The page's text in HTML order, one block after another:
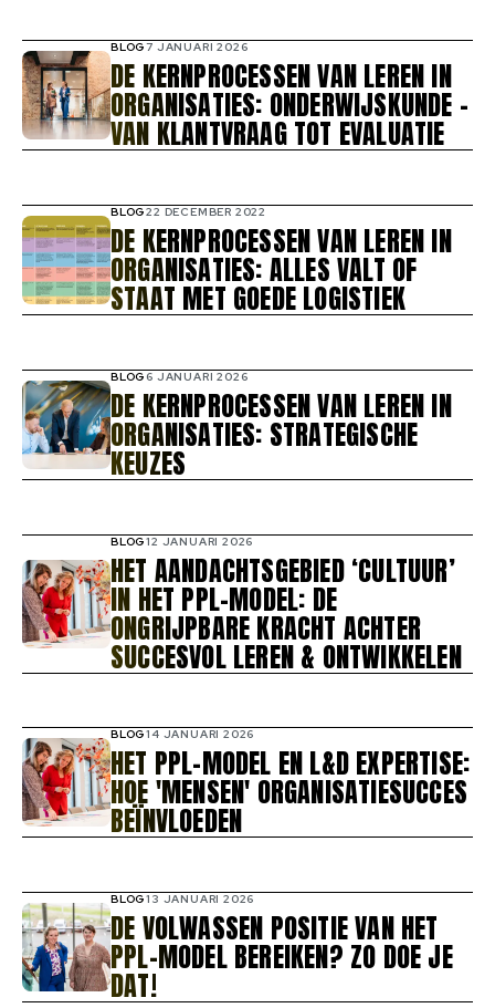
DE KERNPROCESSEN VAN LEREN IN
ORGANISATIES: ONDERWIJSKUNDE -
VAN KLANTVRAAG TOT EVALUATIE
BLOG7 JANUARI 2026
DE KERNPROCESSEN VAN LEREN IN
ORGANISATIES: ALLES VALT OF
STAAT MET GOEDE LOGISTIEK
BLOG22 DECEMBER 2022
DE KERNPROCESSEN VAN LEREN IN
ORGANISATIES: STRATEGISCHE
KEUZES
BLOG6 JANUARI 2026
HET AANDACHTSGEBIED ‘CULTUUR’
IN HET PPL-MODEL: DE
ONGRIJPBARE KRACHT ACHTER
SUCCESVOL LEREN & ONTWIKKELEN
BLOG12 JANUARI 2026
HET PPL-MODEL EN L&D EXPERTISE:
HOE 'MENSEN' ORGANISATIESUCCES
BEÏNVLOEDEN
BLOG14 JANUARI 2026
DE VOLWASSEN POSITIE VAN HET
PPL-MODEL BEREIKEN? ZO DOE JE
DAT!
BLOG13 JANUARI 2026